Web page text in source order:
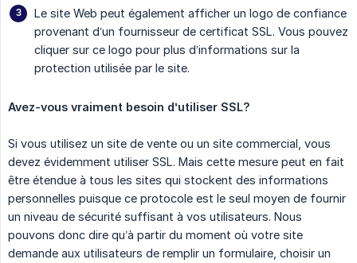
Le site Web peut également afficher un logo de confiance
provenant d’un fournisseur de certificat SSL. Vous pouvez
cliquer sur ce logo pour plus d’informations sur la
protection utilisée par le site.
Avez-vous vraiment besoin d’utiliser SSL?
Si vous utilisez un site de vente ou un site commercial, vous
devez évidemment utiliser SSL. Mais cette mesure peut en fait
être étendue à tous les sites qui stockent des informations
personnelles puisque ce protocole est le seul moyen de fournir
un niveau de sécurité suffisant à vos utilisateurs. Nous
pouvons donc dire qu’à partir du moment où votre site
demande aux utilisateurs de remplir un formulaire, choisir un